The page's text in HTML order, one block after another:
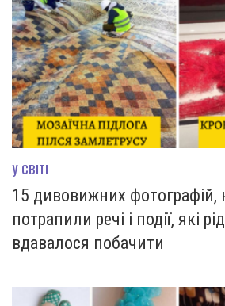
У СВІТІ
15 дивовижних фотографій,
потрапили речі і події, які
вдавалося побачити